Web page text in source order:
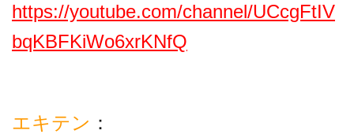
https://youtube.com/channel/UCcgFtIV
bqKBFKiWo6xrKNfQ
エキテン ：